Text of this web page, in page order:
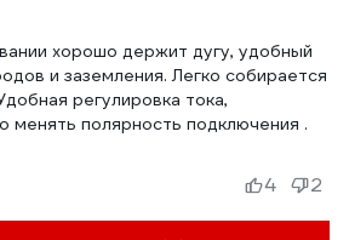
хорошо держит дугу, удобный
и заземления. Легко собирается
регулировка тока,
менять полярность подключения .
4 2